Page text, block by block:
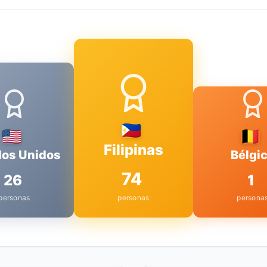
Unidos
26
Filipinas
74
personas
1